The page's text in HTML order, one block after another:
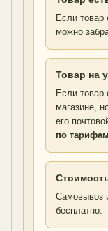
Если товар
можно
Товар на
Если товар
магазине,
его
по
Самовывоз
бесплатно.